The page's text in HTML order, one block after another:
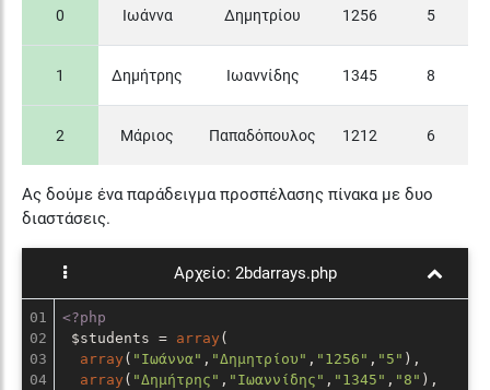
0 Ιωάννα Δημητρίου 1256 5
1 Δημήτρης Ιωαννίδης 1345 8
2 Μάριος Παπαδόπουλος 1212 6
Ας δούμε ένα παράδειγμα προσπέλασης πίνακα με δυο
διαστάσεις.
Αρχείο: 2bdarrays.php
01
02
03
04
<?php
$students = array (
array ( "Ιωάννα" , "Δημητρίου" , "1256" , "5" ),
array ( "Δημήτρης" , "Ιωαννίδης" , "1345" , "8" ),